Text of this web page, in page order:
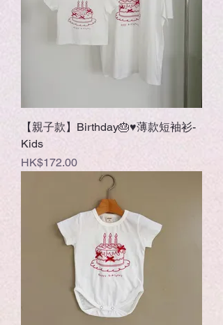
【親子款】Birthday🎂♥薄款短袖衫-
Kids
Price
HK$172.00